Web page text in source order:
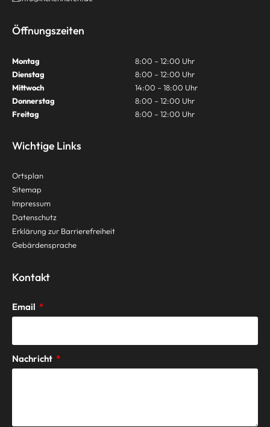
Öffnungszeiten
Montag
8:00 – 12:00 Uhr
Dienstag
8:00 – 12:00 Uhr
Mittwoch
14:00 – 18:00 Uhr
Donnerstag
8:00 – 12:00 Uhr
Freitag
8:00 – 12:00 Uhr
Wichtige Links
Ortsplan
Sitemap
Impressum
Datenschutz
Erklärung zur Barrierefreiheit
Gebärdensprache
Kontakt
Email
Nachricht